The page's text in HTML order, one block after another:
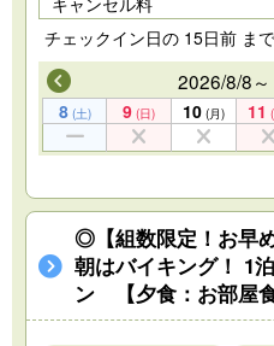
チェックイン日の 15日前 ま
2026/8/8
8 (土) 9 (日) 10 (月) 11
◎【組数限定！お早
朝はバイキング！ 1
ン 【夕食：お部屋